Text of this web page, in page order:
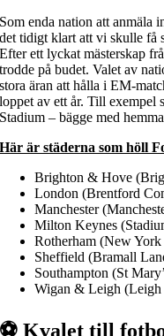
Som enda nation att anmäla
det tidigt klart att vi skulle få
Efter ett lyckat mästerskap
trodde på budet. Valet av
stora äran att hålla i EM-
loppet av ett år. Till exempel
Stadium – bägge med
Här är städerna som höll
Brighton & Hove
London (Brentford
Manchester
Milton Keynes
Rotherham (New
Sheffield (Bramall
Southampton (St
Wigan & Leigh (Leigh
⚽ Kvalet till